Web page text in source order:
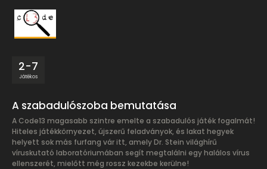
2-7
Játékos
A szabadulószoba bemutatása
A Code13 magasabb szintre emelte a szabadulós játék fogalmát!
Hiteles játékkörnyezet, újszerű feladványok, és lakat hegyek
helyett sok más furfang vár itt, amely Dr. Stein világhírű
víruskutató laboratóriumában segít megtalálni egy halálos vírus
ellenszerét, mielőtt még rossz kezekbe kerülne!